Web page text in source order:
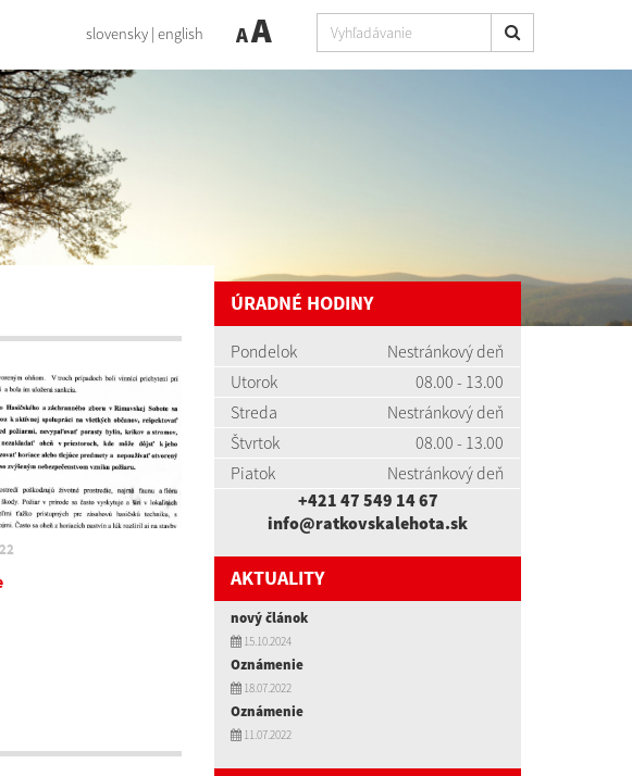
slovensky| english AA
ÚRADNÉ HODINY
Pondelok
Nestránkový deň
Utorok
08.00 - 13.00
Streda
Nestránkový deň
Štvrtok
08.00 - 13.00
Piatok
Nestránkový deň
+421 47 549 14 67
info@ratkovskalehota.sk
AKTUALITY
nový článok
15.10.2024
Oznámenie
18.07.2022
Oznámenie
11.07.2022